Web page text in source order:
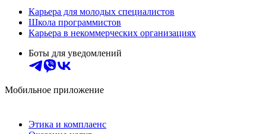
Карьера для молодых специалистов
Школа программистов
Карьера в некоммерческих организациях
Боты для уведомлений
Мобильное приложение
Этика и комплаенс